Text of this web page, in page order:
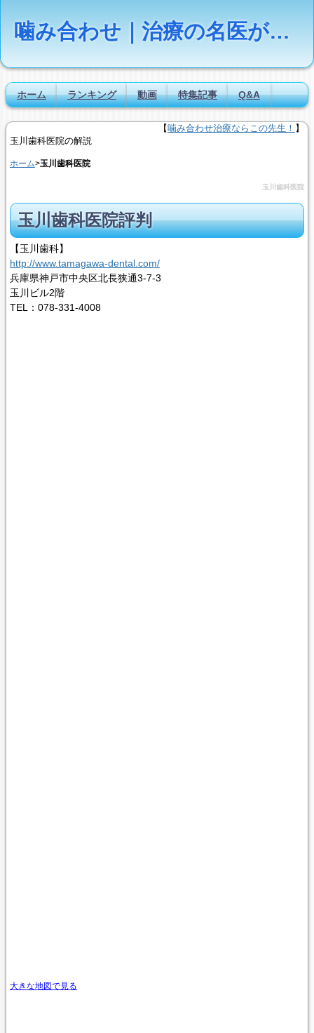
噛み合わせ｜治療の名医が疑問に答える【Dr.NAVI】
ホーム ランキング 動画 特集記事 Q&A
【噛み合わせ治療ならこの先生！ 】
玉川歯科医院の解説
ホーム>玉川歯科医院
玉川歯科医院
玉川歯科医院評判
【玉川歯科】
http://www.tamagawa-dental.com/
兵庫県神戸市中央区北長狭通3-7-3
玉川ビル2階
TEL：078-331-4008
大きな地図で見る